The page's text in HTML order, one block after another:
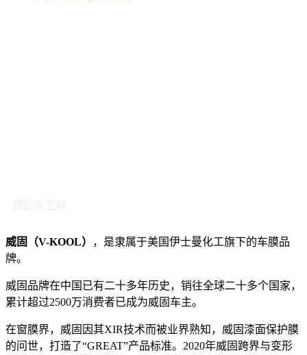
威固（V-KOOL）
，是隶属于美国伊士曼化工旗下的车膜品
牌。
威固品牌在中国已有二十多年历史，销往全球二十多个国家，
累计超过2500万消费者已成为威固车主。
在窗膜界，威固因其XIR技术而被业界熟知，威固漆面保护膜
的问世，打造了“GREAT”产品标准。2020年威固跨界与变形